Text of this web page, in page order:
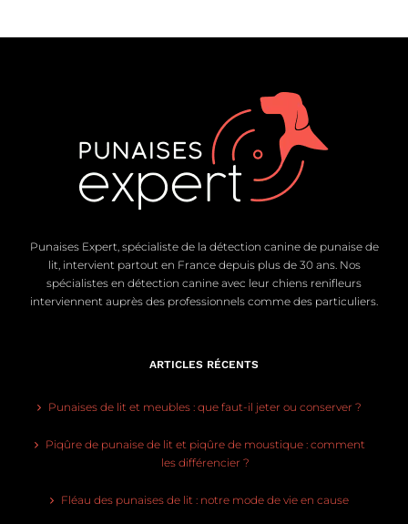
Punaises Expert, spécialiste de la détection canine de punaise de
lit, intervient partout en France depuis plus de 30 ans. Nos
spécialistes en détection canine avec leur chiens renifleurs
interviennent auprès des professionnels comme des particuliers.
ARTICLES RÉCENTS
Punaises de lit et meubles : que faut-il jeter ou conserver ?
Piqûre de punaise de lit et piqûre de moustique : comment
les différencier ?
Fléau des punaises de lit : notre mode de vie en cause